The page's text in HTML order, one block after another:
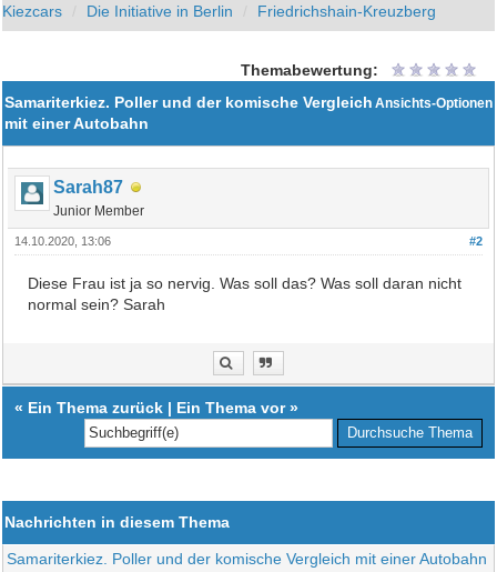
Kiezcars Die Initiative in Berlin Friedrichshain-Kreuzberg
Themabewertung:
Ansichts-Optionen
Samariterkiez. Poller und der komische Vergleich
mit einer Autobahn
Sarah87
Junior Member
#2
14.10.2020, 13:06
Diese Frau ist ja so nervig. Was soll das? Was soll daran nicht
normal sein? Sarah
« Ein Thema zurück | Ein Thema vor»
Nachrichten in diesem Thema
Samariterkiez. Poller und der komische Vergleich mit einer Autobahn